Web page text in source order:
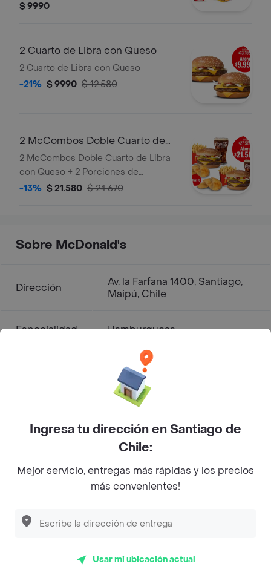
+ 2 Bebidas grandes. Ideal para
$ 9990
2 Cuarto de Libra con Queso
2 Cuarto de Libra con Queso
-21% $ 9990 $ 12.580
2 McCombos Doble Cuarto de
Libra con Queso + 2 Porciones
de Emp
2 McCombos Doble Cuarto de Libra
con Queso + 2 Porciones de
Empanadas
-13% $ 21.580 $ 24.670
Sobre McDonald's
Dirección
Av. la Farfana 1400, Santiago,
Maipú, Chile
Especialidad Hamburguesa
Promo 1 cuesta $ 9990
McCombo grande Doble
Bacon Cheddar McMelt
cuesta $ 12.990
Smoke House cuesta $
13.390
35 min
Ingresa tu dirección en Santiago de
Chile:
Mejor servicio, entregas más rápidas y los precios
más convenientes!
Usar mi ubicación actual